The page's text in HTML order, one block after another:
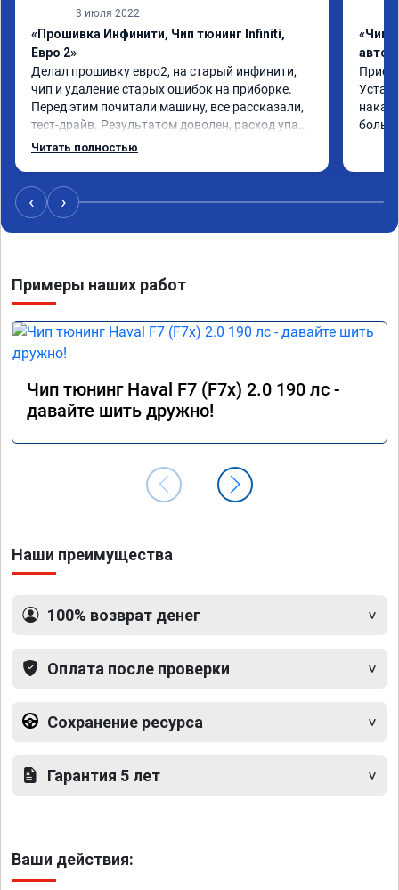
3 июля 2022
«Прошивка Инфинити, Чип тюнинг Infiniti,
Евро 2»
Делал прошивку евро2, на старый инфинити,
чип и удаление старых ошибок на приборке.
Перед этим почитали машину, все рассказали,
тест-драйв. Результатом доволен, расход упал,
машина стала еще чуть бодрее)
Читать полностью
«Чип
накат
‹ ›
Примеры наших работ
Чип тюнинг Haval F7 (F7x) 2.0 190 лс -
давайте шить дружно!
Наши преимущества
100% возврат денег
Оплата после проверки
Сохранение ресурса
Гарантия 5 лет
Ваши действия: